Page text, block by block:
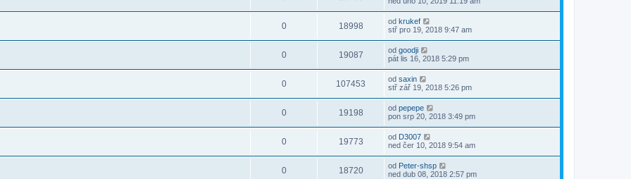
0 18998 od krukef
stř pro 19, 2018 9:47 am
0 19087 od goodji
pát lis 16, 2018 5:29 pm
0 107453 od saxin
stř zář 19, 2018 5:26 pm
0 19198 od pepepe
pon srp 20, 2018 3:49 pm
0 19773 od D3007
ned čer 10, 2018 9:54 am
0 18720 od Peter-shsp
ned dub 08, 2018 2:57 pm